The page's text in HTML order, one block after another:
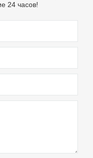
24 часов!